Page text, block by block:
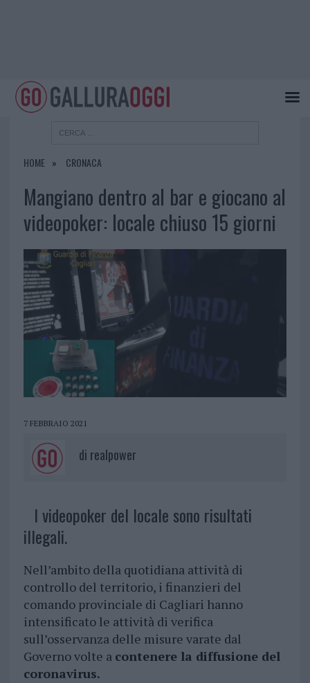
HOME CRONACA
Mangiano dentro al bar e giocano al
videopoker: locale chiuso 15 giorni
7 FEBBRAIO 2021
di realpower
I videopoker del locale sono risultati
illegali.
Nell’ambito della quotidiana attività di
controllo del territorio, i finanzieri del
comando provinciale di Cagliari hanno
intensificato le attività di verifica
sull’osservanza delle misure varate dal
Governo volte a contenere la diffusione del
coronavirus.